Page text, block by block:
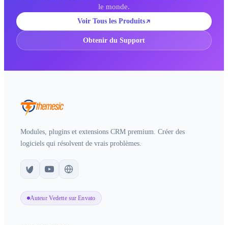
le monde.
Voir Tous les Produits
Obtenir du Support
Modules, plugins et extensions CRM premium. Créer des
logiciels qui résolvent de vrais problèmes.
Auteur Vedette sur Envato